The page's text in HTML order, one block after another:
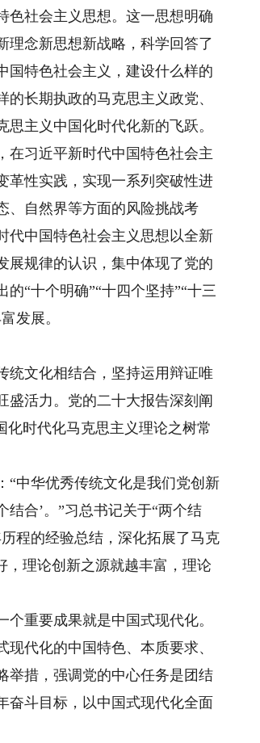
色社会主义思想。这一思想明确
理念新思想新战略，科学回答了
国特色社会主义，建设什么样的
长期执政的马克思主义政党、
主义中国化时代化新的飞跃。
习近平新时代中国特色社会主
革性实践，实现一系列突破性进
、自然界等方面的风险挑战考
代中国特色社会主义思想以全新
展规律的认识，集中体现了党的
“十个明确”“十四个坚持”“十三
发展。
文化相结合，坚持运用辩证唯
盛活力。党的二十大报告深刻阐
化时代化马克思主义理论之树常
中华优秀传统文化是我们党创新
结合’。”习总书记关于“两个结
程的经验总结，深化拓展了马克
，理论创新之源就越丰富，理论
重要成果就是中国式现代化。
代化的中国特色、本质要求、
举措，强调党的中心任务是团结
奋斗目标，以中国式现代化全面